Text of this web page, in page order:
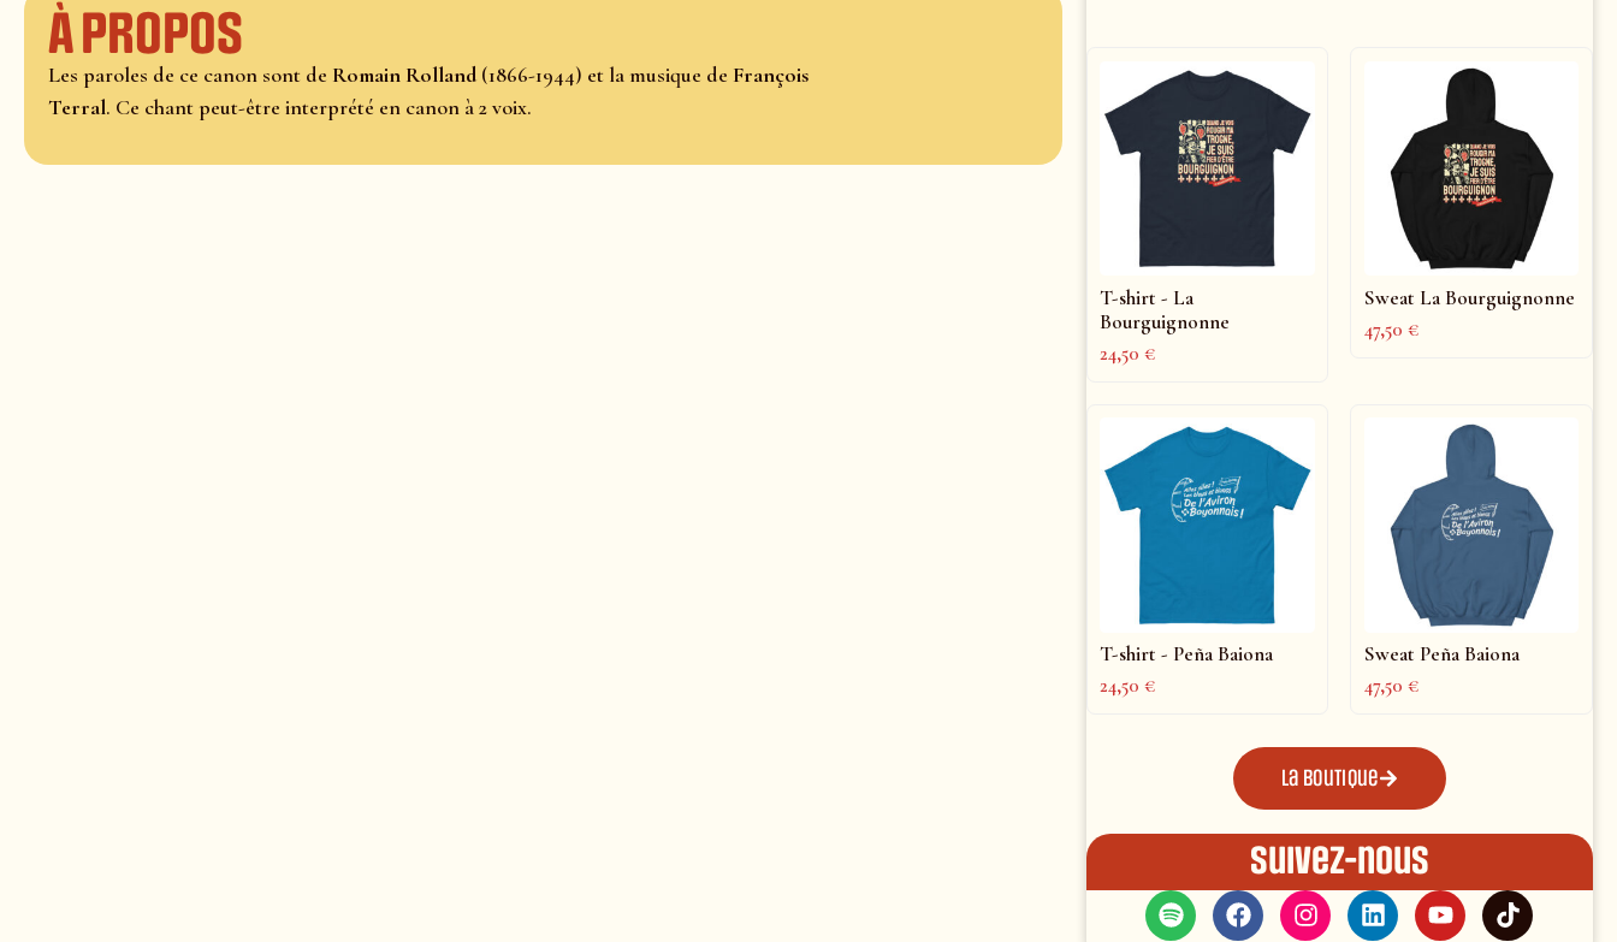
À propos
Les paroles de ce canon sont de Romain Rolland (1866-1944) et la musique de François
Terral. Ce chant peut-être interprété en canon à 2 voix.
T-shirt - La
Bourguignonne
24,50€
Sweat La Bourguignonne
47,50€
T-shirt - Peña Baiona
24,50€
Sweat Peña Baiona
47,50€
La boutique
Suivez-nous